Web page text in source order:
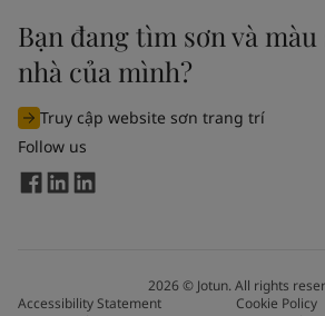
Bạn đang tìm sơn và
nhà của mình?
Truy cập website sơn trang trí
Follow us
2026© Jotun. All rights
Accessibility Statement
Cookie Policy